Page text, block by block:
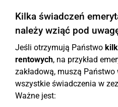
Kilka świadczeń
należy wziąć pod
Jeśli otrzymują Państwo
rentowych, na przykład
zakładową, muszą Państwo
wszystkie świadczenia w
Ważne jest: